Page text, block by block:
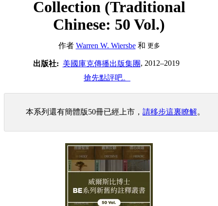
Collection (Traditional
Chinese: 50 Vol.)
作者 Warren W. Wiersbe 和 更多
出版社: 美國庫克傳播出版集團, 2012–2019
搶先點評吧。
本系列還有簡體版50冊已經上市， 請移步這裏瞭解。